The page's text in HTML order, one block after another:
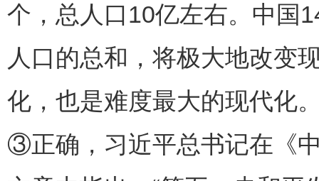
个，总人口10亿左右。中国
人口的总和，将极大地改变
化，也是难度最大的现代化
③正确，习近平总书记在《